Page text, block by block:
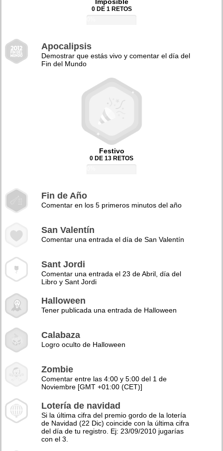
0 DE 1 RETOS
Apocalipsis
Demostrar que estás vivo y comentar el día del
Fin del Mundo
Festivo
0 DE 13 RETOS
Fin de Año
Comentar en los 5 primeros minutos del año
San Valentín
Comentar una entrada el día de San Valentín
Sant Jordi
Comentar una entrada el 23 de Abril, día del
Libro y Sant Jordi
Halloween
Tener publicada una entrada de Halloween
Calabaza
Logro oculto de Halloween
Zombie
Comentar entre las 4:00 y 5:00 del 1 de
Noviembre [GMT +01:00 (CET)]
Lotería de navidad
Si la última cifra del premio gordo de la lotería
de Navidad (22 Dic) coincide con la última cifra
del día de tu registro. Ej: 23/09/2010 jugarías
con el 3.